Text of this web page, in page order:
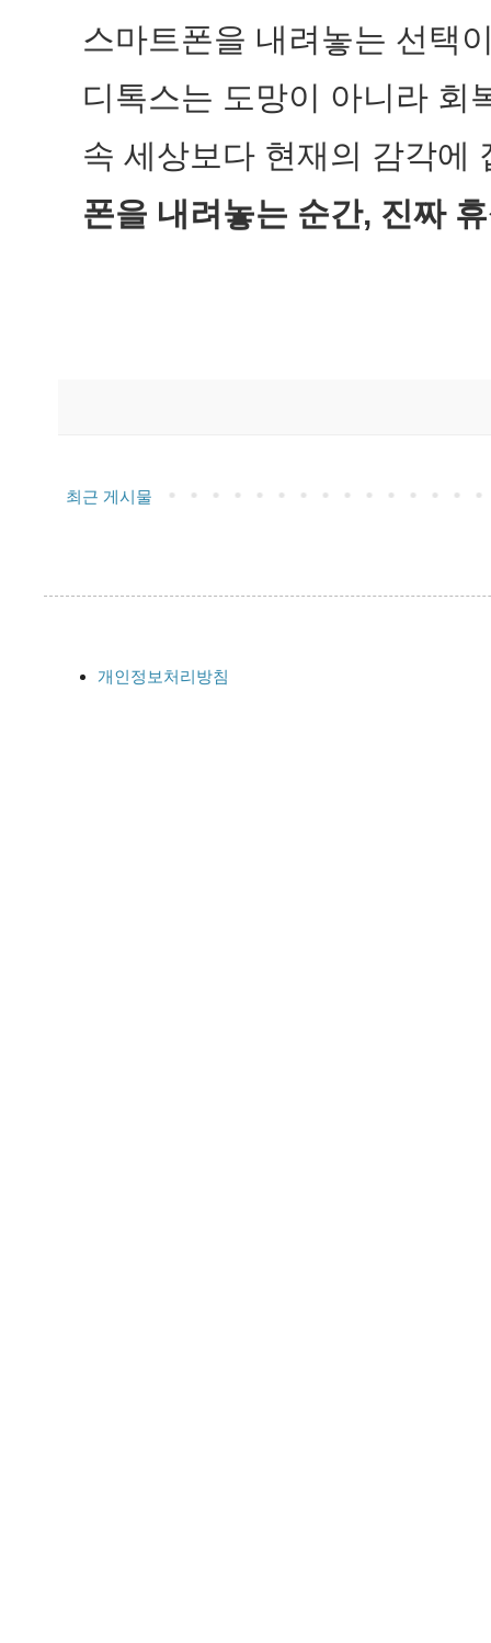
스마트폰을 내려놓는 선택
디톡스는 도망이 아니라 회
속 세상보다 현재의 감각에
폰을 내려놓는 순간, 진짜
최근 게시물
개인정보처리방침